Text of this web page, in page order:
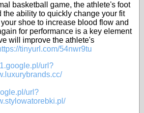
basketball game, the athlete's foot
the ability to quickly change your fit
shoe to increase blood flow and
for performance is a key element
will improve the athlete's
tinyurl.com/54nwr9tu
url?
url?